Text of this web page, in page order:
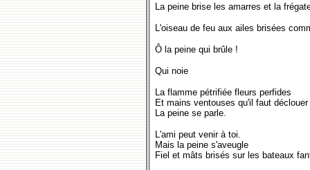
La peine brise les amarres et la
L'oiseau de feu aux ailes brisées
Ô la peine qui brûle !
Qui noie
La flamme pétrifiée fleurs perfides
Et mains ventouses qu'il faut
La peine se parle.
L'ami peut venir à toi.
Mais la peine s'aveugle
Fiel et mâts brisés sur les bateaux